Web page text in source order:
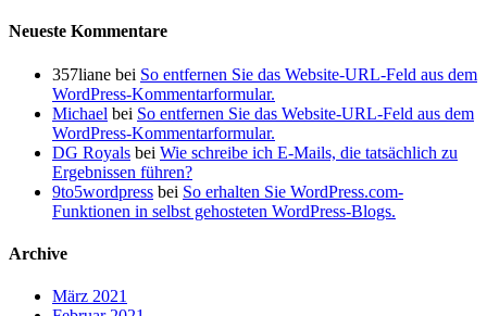
Neueste Kommentare
357liane bei So entfernen Sie das Website-URL-Feld aus dem
WordPress-Kommentarformular.
Michael bei So entfernen Sie das Website-URL-Feld aus dem
WordPress-Kommentarformular.
DG Royals bei Wie schreibe ich E-Mails, die tatsächlich zu
Ergebnissen führen?
9to5wordpress bei So erhalten Sie WordPress.com-
Funktionen in selbst gehosteten WordPress-Blogs.
Archive
März 2021